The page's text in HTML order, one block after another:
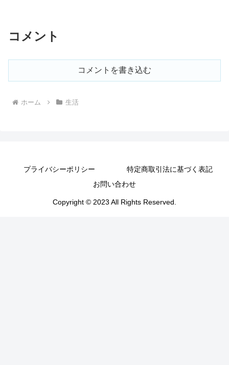
コメント
コメントを書き込む
ホーム 生活
プライバシーポリシー
特定商取引法に基づく表記
お問い合わせ
Copyright © 2023 All Rights Reserved.